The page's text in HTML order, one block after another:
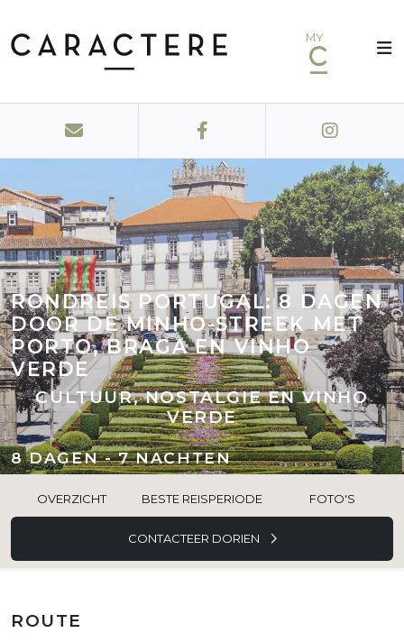
MY
RONDREIS PORTUGAL: 8 DAGEN
DOOR DE MINHO-STREEK MET
PORTO, BRAGA EN VINHO
VERDE
CULTUUR, NOSTALGIE EN VINHO
VERDE
8 DAGEN - 7 NACHTEN
OVERZICHT BESTE REISPERIODE FOTO'S
CONTACTEER DORIEN
ROUTE